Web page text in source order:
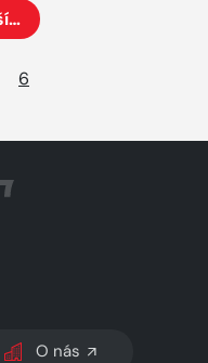
6
SVĚTLÝ/TMAVÝ REŽIM
O nás